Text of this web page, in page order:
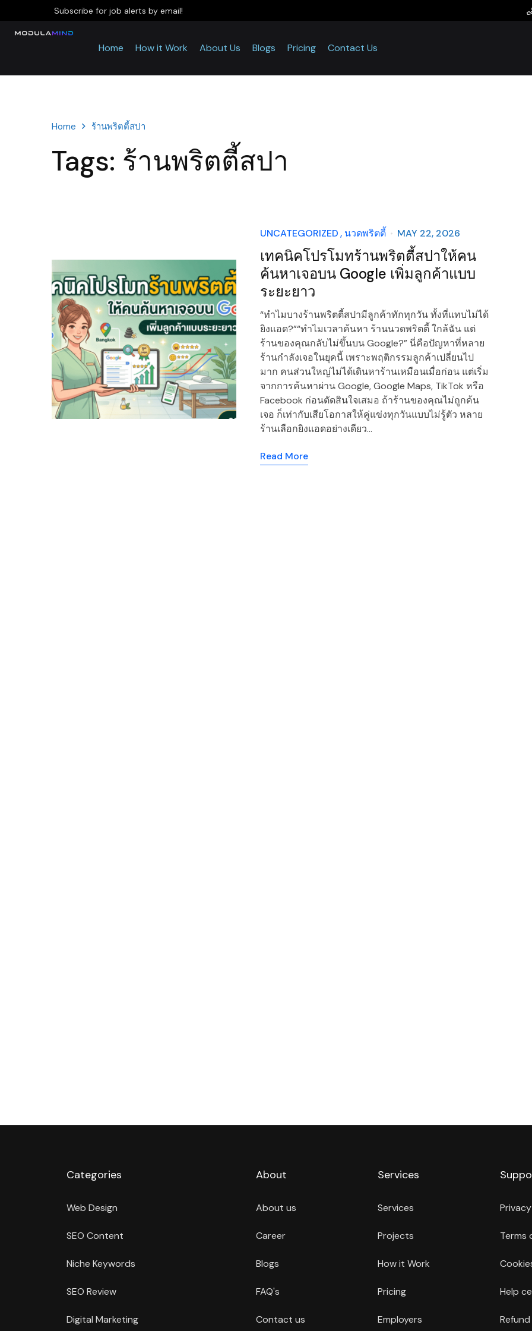
Subscribe for job alerts by email!
Home How it Work About Us Blogs Pricing Contact Us
Home ร้านพริตตี้สปา
Tags: ร้านพริตตี้สปา
UNCATEGORIZED นวดพริตตี้ MAY 22, 2026
เทคนิคโปรโมทร้านพริตตี้สปาให้คน
ค้นหาเจอบน Google เพิ่มลูกค้าแบบ
ระยะยาว
“ทำไมบางร้านพริตตี้สปามีลูกค้าทักทุกวัน ทั้งที่แทบไม่ได้
ยิงแอด?”“ทำไมเวลาค้นหา ร้านนวดพริตตี้ ใกล้ฉัน แต่
ร้านของคุณกลับไม่ขึ้นบน Google?” นี่คือปัญหาที่หลาย
ร้านกำลังเจอในยุคนี้ เพราะพฤติกรรมลูกค้าเปลี่ยนไป
มาก คนส่วนใหญ่ไม่ได้เดินหาร้านเหมือนเมื่อก่อน แต่เริ่ม
จากการค้นหาผ่าน Google, Google Maps, TikTok หรือ
Facebook ก่อนตัดสินใจเสมอ ถ้าร้านของคุณไม่ถูกค้น
เจอ ก็เท่ากับเสียโอกาสให้คู่แข่งทุกวันแบบไม่รู้ตัว หลาย
ร้านเลือกยิงแอดอย่างเดียว…
Read More
Categories
Web Design
SEO Content
Niche Keywords
SEO Review
Digital Marketing
About
About us
Career
Blogs
FAQ's
Contact us
Services
Services
Projects
How it Work
Pricing
Employers
Terms
Help